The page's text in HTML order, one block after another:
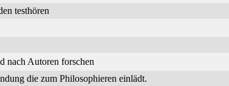
testhören
nach Autoren forschen
die zum Philosophieren einlädt.